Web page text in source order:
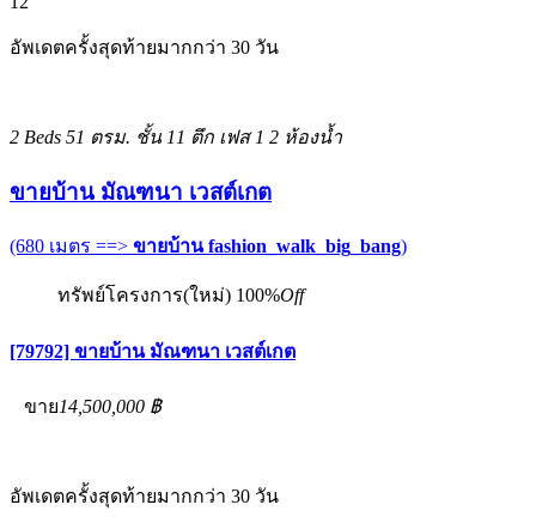
อัพเดตครั้งสุดท้ายมากกว่า 30 วัน
2 Beds 51 ตรม. ชั้น 11 ตึก เฟส 1 2 ห้องน้ำ
ขายบ้าน มัณฑนา เวสต์เกต
(680 เมตร ==> ขายบ้าน fashion_walk_big_bang)
ทรัพย์โครงการ(ใหม่) 100%Off
[79792] ขายบ้าน มัณฑนา เวสต์เกต
ขาย14,500,000 ฿
อัพเดตครั้งสุดท้ายมากกว่า 30 วัน